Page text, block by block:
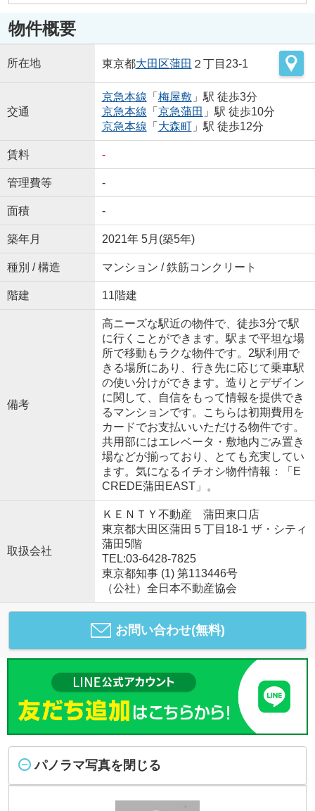
物件概要
所在地 東京都大田区蒲田 ２丁目23-1
交通
京急本線 「 梅屋敷 」駅 徒歩3分
京急本線 「 京急蒲田 」駅 徒歩10分
京急本線 「 大森町」駅 徒歩12分
賃料 -
管理費等 -
面積 -
築年月 2021年 5月(築5年)
種別 / 構造 マンション / 鉄筋コンクリート
階建 11階建
備考
高ニーズな駅近の物件で、徒歩3分で駅
に行くことができます。駅まで平坦な場
所で移動もラクな物件です。2駅利用で
きる場所にあり、行き先に応じて乗車駅
の使い分けができます。造りとデザイン
に関して、自信をもって情報を提供でき
るマンションです。こちらは初期費用を
カードでお支払いいただける物件です。
共用部にはエレベータ・敷地内ごみ置き
場などが揃っており、とても充実してい
ます。気になるイチオシ物件情報：「E
CREDE蒲田EAST」。
取扱会社
ＫＥＮＴＹ不動産 蒲田東口店
東京都大田区蒲田５丁目18-1 ザ・シティ
蒲田5階
TEL:03-6428-7825
東京都知事 (1) 第113446号
（公社）全日本不動産協会
お問い合わせ(無料)
パノラマ写真を閉じる